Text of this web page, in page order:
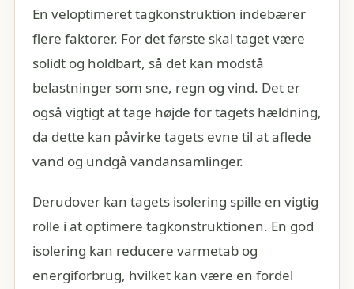
En veloptimeret tagkonstruktion indebærer
flere faktorer. For det første skal taget være
solidt og holdbart, så det kan modstå
belastninger som sne, regn og vind. Det er
også vigtigt at tage højde for tagets hældning,
da dette kan påvirke tagets evne til at aflede
vand og undgå vandansamlinger.
Derudover kan tagets isolering spille en vigtig
rolle i at optimere tagkonstruktionen. En god
isolering kan reducere varmetab og
energiforbrug, hvilket kan være en fordel